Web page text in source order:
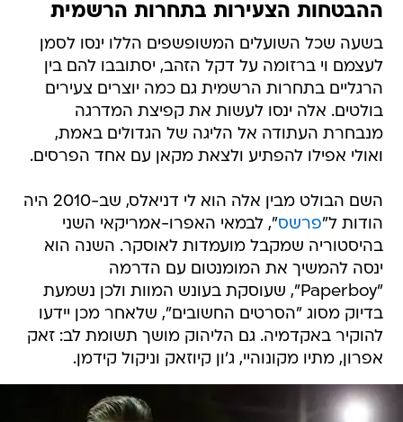
ההבטחות הצעירות בתחרות הרשמית
בשעה שכל השועלים המשופשפים הללו ינסו לסמן
לעצמם וי ברזומה על דקל הזהב, יסתובבו להם בין
הרגליים בתחרות הרשמית גם כמה יוצרים צעירים
בולטים. אלה ינסו לעשות את קפיצת המדרגה
מנבחרת העתודה אל הליגה של הגדולים באמת,
ואולי אפילו להפתיע ולצאת מקאן עם אחד הפרסים.
השם הבולט מבין אלה הוא לי דניאלס, שב-2010 היה
הודות ל"פרשס", לבמאי האפרו-אמריקאי השני
בהיסטוריה שמקבל מועמדות לאוסקר. השנה הוא
ינסה להמשיך את המומנטום עם הדרמה
"Paperboy", שעוסקת בעונש המוות ולכן נשמעת
בדיוק מסוג "הסרטים החשובים", שלאחר מכן יידעו
להוקיר באקדמיה. גם הליהוק מושך תשומת לב: זאק
אפרון, מתיו מקונוהיי, ג'ון קיוזאק וניקול קידמן.